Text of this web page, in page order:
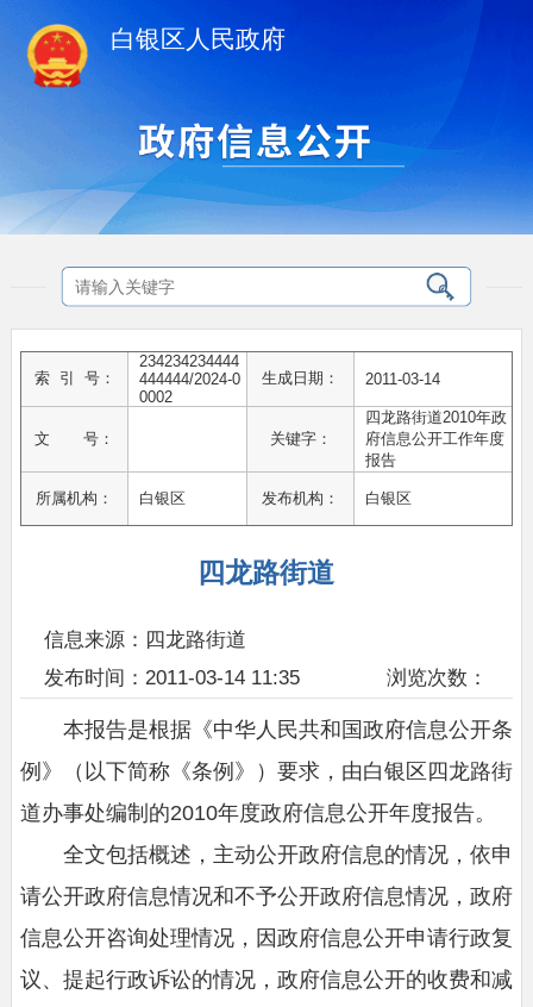
白银区人民政府
索 引 号：
234234234444
444444/2024-0
0002
生成日期： 2011-03-14
文 号： 关键字：
四龙路街道2010年政
府信息公开工作年度
报告
所属机构： 白银区 发布机构： 白银区
四龙路街道
信息来源：四龙路街道
发布时间：2011-03-14 11:35
浏览次数：
本报告是根据《中华人民共和国政府信息公开条
例》（以下简称《条例》）要求，由白银区四龙路街
道办事处编制的2010年度政府信息公开年度报告。
全文包括概述，主动公开政府信息的情况，依申
请公开政府信息情况和不予公开政府信息情况，政府
信息公开咨询处理情况，因政府信息公开申请行政复
议、提起行政诉讼的情况，政府信息公开的收费和减